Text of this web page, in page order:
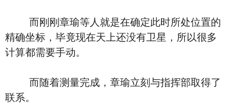
而刚刚章瑜等人就是在确定此时所处位置的
精确坐标，毕竟现在天上还没有卫星，所以很多
计算都需要手动。
而随着测量完成，章瑜立刻与指挥部取得了
联系。